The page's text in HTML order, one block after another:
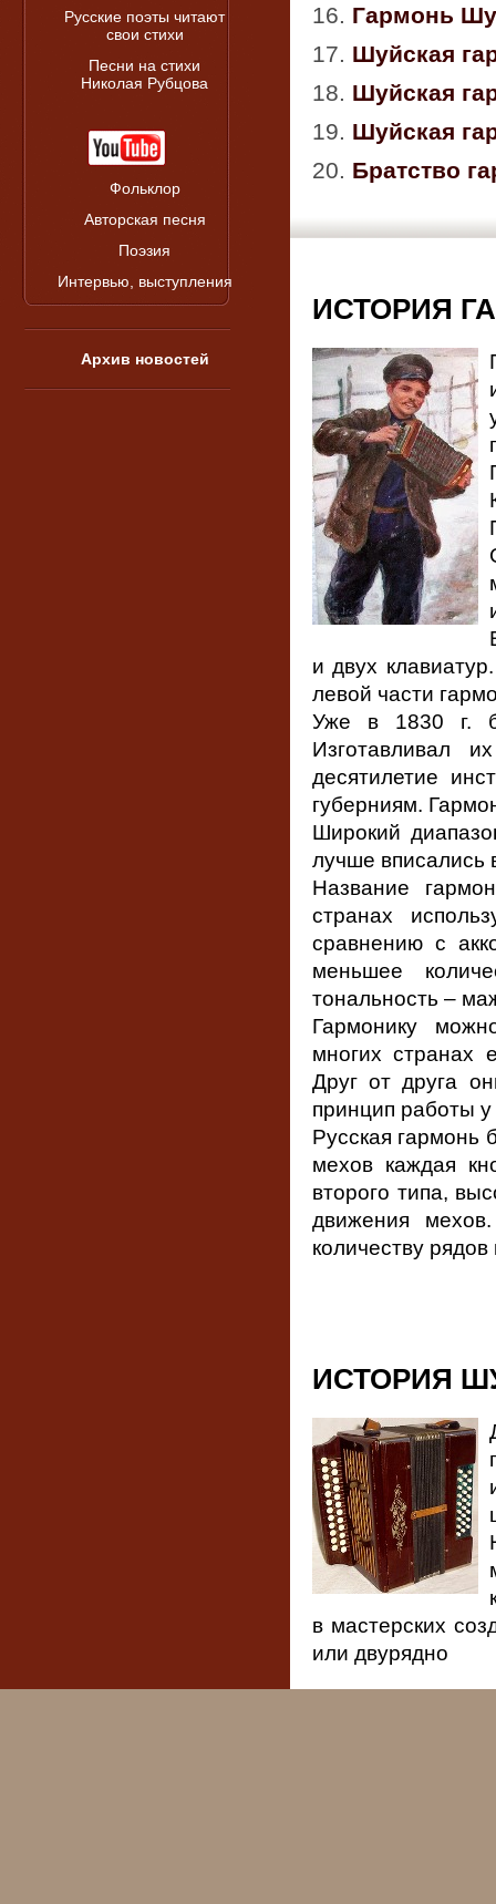
Русские поэты читают
свои стихи
Песни на стихи
Николая Рубцова
Фольклор
Авторская песня
Поэзия
Интервью, выступления
Архив новостей
16.
Гармонь
17.
Шуйская
18.
Шуйская
19.
Шуйская
20.
Братство
ИСТОРИЯ
и двух
левой части
Уже в 1830 г.
Изготавливал
десятилетие
губерниям.
Широкий
лучше вписались
Название
странах
сравнению с
меньшее
тональность –
Гармонику
многих странах
Друг от друга
принцип работы
Русская гармонь
мехов каждая
второго типа,
движения
количеству
ИСТОРИЯ
в мастерских
или двурядно